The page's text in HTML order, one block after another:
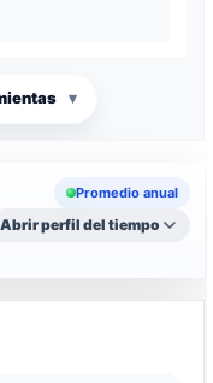
▾
Promedio anual
Abrir perfil del tiempo